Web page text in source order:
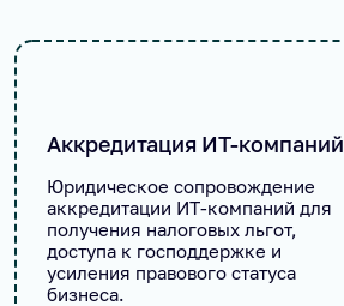
Аккредитация ИТ-компаний
Юридическое сопровождение
аккредитации ИТ-компаний для
получения налоговых льгот,
доступа к господдержке и
усиления правового статуса
бизнеса.